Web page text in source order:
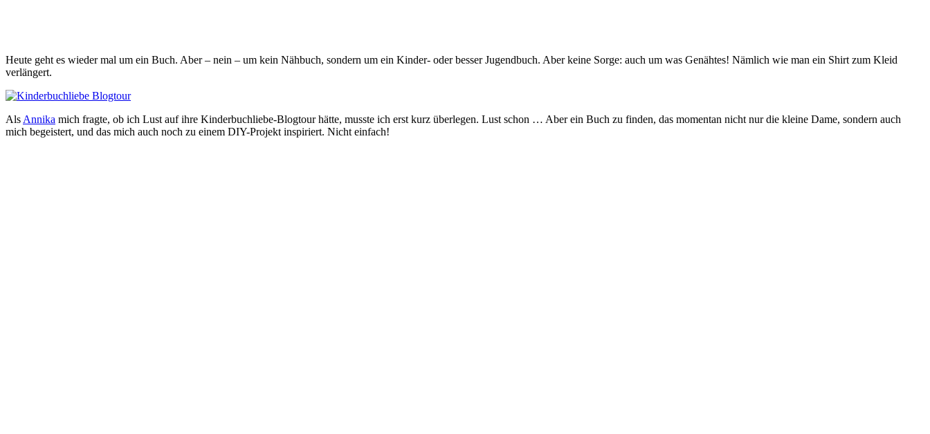
Heute geht es wieder mal um ein Buch. Aber – nein – um kein Nähbuch, sondern um ein Kinder- oder besser Jugendbuch. Aber keine Sorge: auch um was Genähtes! Nämlich wie man ein Shirt zum Kleid
verlängert.
Als Annika mich fragte, ob ich Lust auf ihre Kinderbuchliebe-Blogtour hätte, musste ich erst kurz überlegen. Lust schon … Aber ein Buch zu finden, das momentan nicht nur die kleine Dame, sondern auch
mich begeistert, und das mich auch noch zu einem DIY-Projekt inspiriert. Nicht einfach!